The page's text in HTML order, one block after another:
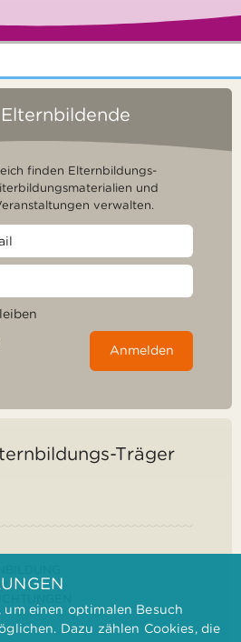
finden Elternbildungs-
und
verwalten.
Anmelden
Träger
einen optimalen Besuch
Dazu zählen Cookies, die